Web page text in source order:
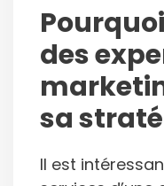
des
sa
Il est